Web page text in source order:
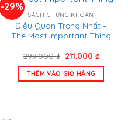
-29%
SÁCH CHỨNG KHOÁN
Điều Quan Trọng Nhất –
The Most Important Thing
299.000₫ Giá
là:
299.000 ₫.
211.000 ₫Giá
tại
THÊM VÀO GIỎ HÀNG